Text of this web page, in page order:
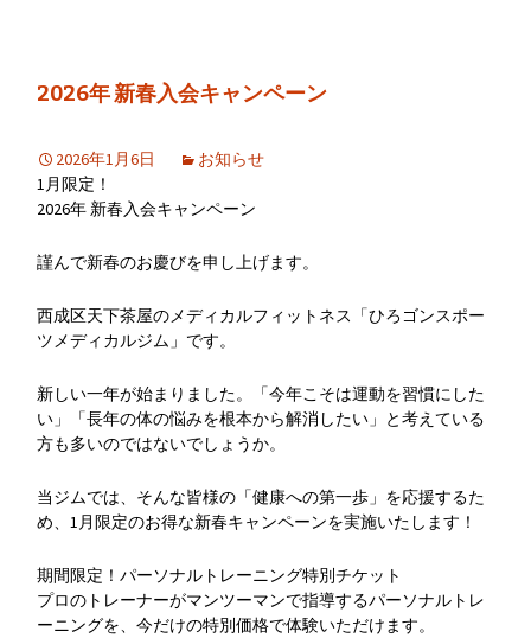
2026年 新春入会キャンペーン
2026年1月6日
お知らせ
1月限定！
2026年 新春入会キャンペーン
謹んで新春のお慶びを申し上げます。
西成区天下茶屋のメディカルフィットネス「ひろゴンスポー
ツメディカルジム」です。
新しい一年が始まりました。「今年こそは運動を習慣にした
い」「長年の体の悩みを根本から解消したい」と考えている
方も多いのではないでしょうか。
当ジムでは、そんな皆様の「健康への第一歩」を応援するた
め、1月限定のお得な新春キャンペーンを実施いたします！
期間限定！パーソナルトレーニング特別チケット
プロのトレーナーがマンツーマンで指導するパーソナルトレ
ーニングを、今だけの特別価格で体験いただけます。